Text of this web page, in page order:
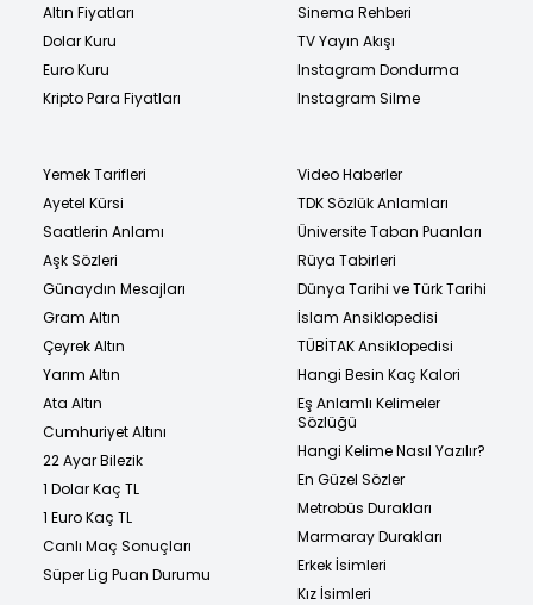
Altın Fiyatları
Dolar Kuru
Euro Kuru
Kripto Para Fiyatları
Sinema Rehberi
TV Yayın Akışı
Instagram Dondurma
Instagram Silme
Yemek Tarifleri
Ayetel Kürsi
Saatlerin Anlamı
Aşk Sözleri
Günaydın Mesajları
Gram Altın
Çeyrek Altın
Yarım Altın
Ata Altın
Cumhuriyet Altını
22 Ayar Bilezik
1 Dolar Kaç TL
1 Euro Kaç TL
Canlı Maç Sonuçları
Süper Lig Puan Durumu
Video Haberler
TDK Sözlük Anlamları
Üniversite Taban Puanları
Rüya Tabirleri
Dünya Tarihi ve Türk Tarihi
İslam Ansiklopedisi
TÜBİTAK Ansiklopedisi
Hangi Besin Kaç Kalori
Eş Anlamlı Kelimeler
Sözlüğü
Hangi Kelime Nasıl Yazılır?
En Güzel Sözler
Metrobüs Durakları
Marmaray Durakları
Erkek İsimleri
Kız İsimleri